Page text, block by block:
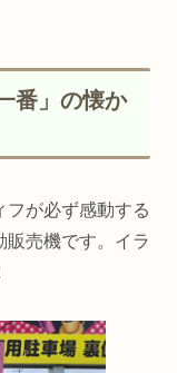
番」の懐か
フが必ず感動する
販売機です。イラ